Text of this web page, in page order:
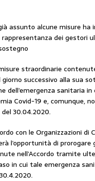
assunto alcune misure ha
rappresentanza dei gestori
straordinarie
successivo alla sua
dell’emergenza sanitaria
Covid-19 e, comunque,
30.04.2020.
con le Organizzazioni di
l’opportunità di
nell’Accordo tramite
in cui tale emergenza